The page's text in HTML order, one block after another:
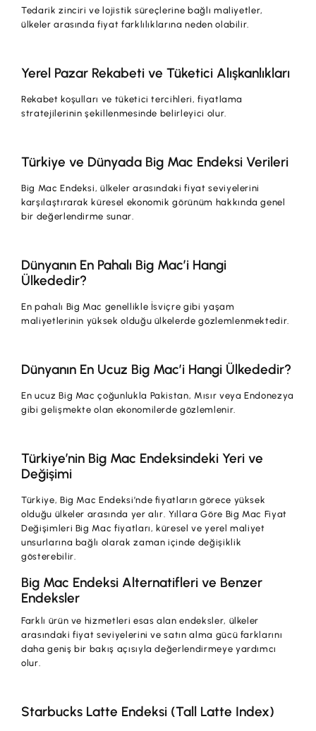
Tedarik zinciri ve lojistik süreçlerine bağlı maliyetler,
ülkeler arasında fiyat farklılıklarına neden olabilir.
Yerel Pazar Rekabeti ve Tüketici Alışkanlıkları
Rekabet koşulları ve tüketici tercihleri, fiyatlama
stratejilerinin şekillenmesinde belirleyici olur.
Türkiye ve Dünyada Big Mac Endeksi Verileri
Big Mac Endeksi, ülkeler arasındaki fiyat seviyelerini
karşılaştırarak küresel ekonomik görünüm hakkında genel
bir değerlendirme sunar.
Dünyanın En Pahalı Big Mac’i Hangi
Ülkededir?
En pahalı Big Mac genellikle İsviçre gibi yaşam
maliyetlerinin yüksek olduğu ülkelerde gözlemlenmektedir.
Dünyanın En Ucuz Big Mac’i Hangi Ülkededir?
En ucuz Big Mac çoğunlukla Pakistan, Mısır veya Endonezya
gibi gelişmekte olan ekonomilerde gözlemlenir.
Türkiye’nin Big Mac Endeksindeki Yeri ve
Değişimi
Türkiye, Big Mac Endeksi’nde fiyatların görece yüksek
olduğu ülkeler arasında yer alır. Yıllara Göre Big Mac Fiyat
Değişimleri Big Mac fiyatları, küresel ve yerel maliyet
unsurlarına bağlı olarak zaman içinde değişiklik
gösterebilir.
Big Mac Endeksi Alternatifleri ve Benzer
Endeksler
Farklı ürün ve hizmetleri esas alan endeksler, ülkeler
arasındaki fiyat seviyelerini ve satın alma gücü farklarını
daha geniş bir bakış açısıyla değerlendirmeye yardımcı
olur.
Starbucks Latte Endeksi (Tall Latte Index)